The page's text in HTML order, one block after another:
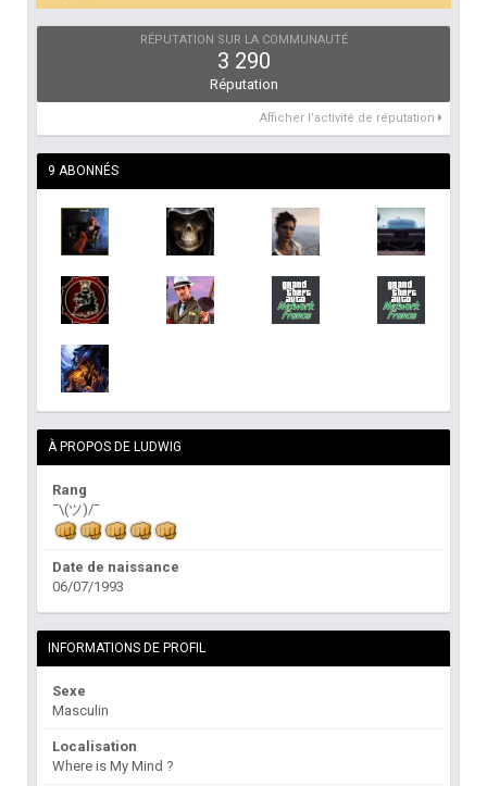
RÉPUTATION SUR LA COMMUNAUTÉ
3 290
Réputation
Afficher l’activité de réputation
9 ABONNÉS
À PROPOS DE LUDWIG
Rang
¯\(ツ)/¯
Date de naissance
06/07/1993
INFORMATIONS DE PROFIL
Sexe
Masculin
Localisation
Where is My Mind ?